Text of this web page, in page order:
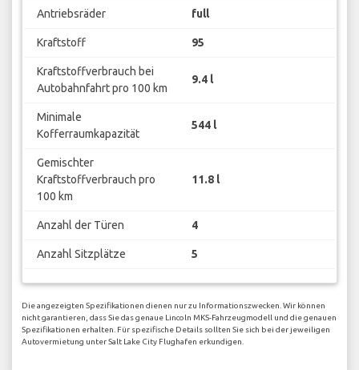
Antriebsräder full
Kraftstoff 95
Kraftstoffverbrauch bei
Autobahnfahrt pro 100 km
9.4 l
Minimale
Kofferraumkapazität
544 l
Gemischter
Kraftstoffverbrauch pro
100 km
11.8 l
Anzahl der Türen 4
Anzahl Sitzplätze 5
Die angezeigten Spezifikationen dienen nur zu Informationszwecken. Wir können
nicht garantieren, dass Sie das genaue Lincoln MKS-Fahrzeugmodell und die genauen
Spezifikationen erhalten. Für spezifische Details sollten Sie sich bei der jeweiligen
Autovermietung unter Salt Lake City Flughafen erkundigen.